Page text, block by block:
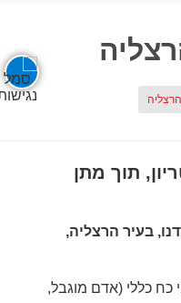
תוך מתן
בעיר הרצליה,
כח כללי (אדם מוגבל,